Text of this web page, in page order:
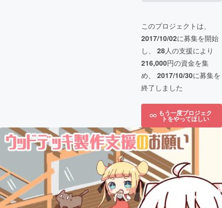
このプロジェクトは、
2017/10/02に募集を開始
し、 28人の支援により
216,000円の資金を集
め、 2017/10/30に募集を
終了しました
もう一度プロジェク
トをやってほしい